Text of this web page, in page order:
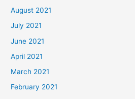
August 2021
July 2021
June 2021
April 2021
March 2021
February 2021